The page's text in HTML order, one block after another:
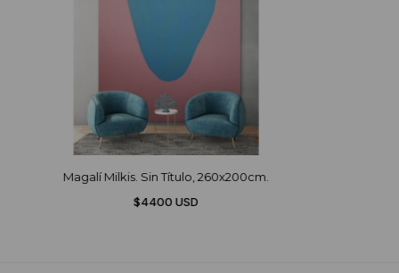
Magalí Milkis. Sin Título, 260x200cm.
$4400 USD